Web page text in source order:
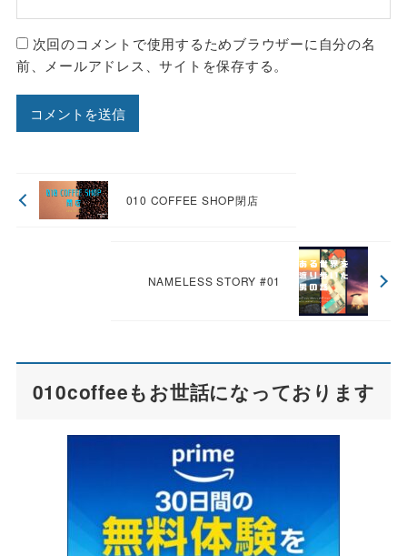
次回のコメントで使用するためブラウザーに自分の名
前、メールアドレス、サイトを保存する。
010 COFFEE SHOP閉店
NAMELESS STORY #01
010coffeeもお世話になっております